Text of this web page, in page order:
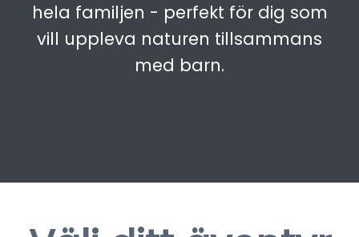
hela familjen - perfekt för dig som
vill uppleva naturen tillsammans
med barn.